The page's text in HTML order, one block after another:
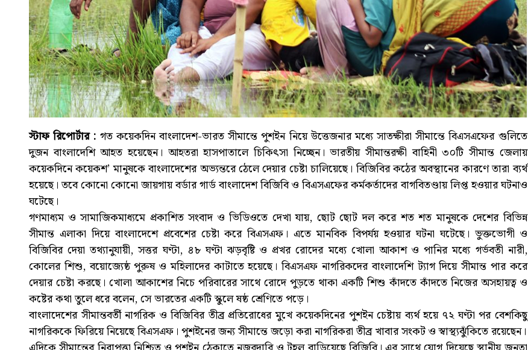
স্টাফ রিপোর্টার : গত কয়েকদিন বাংলাদেশ-ভারত সীমান্তে পুশইন নিয়ে উত্তেজনার মধ্যে সাতক্ষীরা সীমান্তে বিএসএফের গুলিতে
দুজন বাংলাদেশি আহত হয়েছেন। আহতরা হাসপাতালে চিকিৎসা নিচ্ছেন। ভারতীয় সীমান্তরক্ষী বাহিনী ৩০টি সীমান্ত জেলায়
কয়েকদিনে কয়েকশ’ মানুষকে বাংলাদেশের অভ্যন্তরে ঠেলে দেয়ার চেষ্টা চালিয়েছে। বিজিবির কঠের অবস্থানের কারণে তারা ব্যর্থ
হয়েছে। তবে কোনো কোনো জায়গায় বর্ডার গার্ড বাংলাদেশ বিজিবি ও বিএসএফের কর্মকর্তাদের বাগবিতণ্ডায় লিপ্ত হওয়ার ঘটনাও
ঘটেছে।
গণমাধ্যম ও সামাজিকমাধ্যমে প্রকাশিত সংবাদ ও ভিডিওতে দেখা যায়, ছোট ছোট দল করে শত শত মানুষকে দেশের বিভিন্ন
সীমান্ত এলাকা দিয়ে বাংলাদেশে প্রবেশের চেষ্টা করে বিএসএফ। এতে মানবিক বিপর্যয় হওয়ার ঘটনা ঘটেছে। ভুক্তভোগী ও
বিজিবির দেয়া তথ্যানুযায়ী, সত্তর ঘণ্টা, ৪৮ ঘণ্টা ঝড়বৃষ্টি ও প্রখর রোদের মধ্যে খোলা আকাশ ও পানির মধ্যে গর্ভবতী নারী,
কোলের শিশু, বয়োজ্যেষ্ঠ পুরুষ ও মহিলাদের কাটাতে হয়েছে। বিএসএফ নাগরিকদের বাংলাদেশি ট্যাগ দিয়ে সীমান্ত পার করে
দেয়ার চেষ্টা করছে। খোলা আকাশের নিচে পরিবারের সাথে রোদে পুড়তে থাকা একটি শিশু কাঁদতে কাঁদতে নিজের অসহায়ত্ব ও
কষ্টের কথা তুলে ধরে বলেন, সে ভারতের একটি স্কুলে ষষ্ঠ শ্রেণিতে পড়ে।
বাংলাদেশের সীমান্তবর্তী নাগরিক ও বিজিবির তীব্র প্রতিরোধের মুখে কয়েকদিনের পুশইন চেষ্টায় ব্যর্থ হয়ে ৭২ ঘণ্টা পর বেশকিছু
নাগরিককে ফিরিয়ে নিয়েছে বিএসএফ। পুশইনের জন্য সীমান্তে জড়ো করা নাগরিকরা তীব্র খাবার সংকট ও স্বাস্থ্যঝুঁকিতে রয়েছেন।